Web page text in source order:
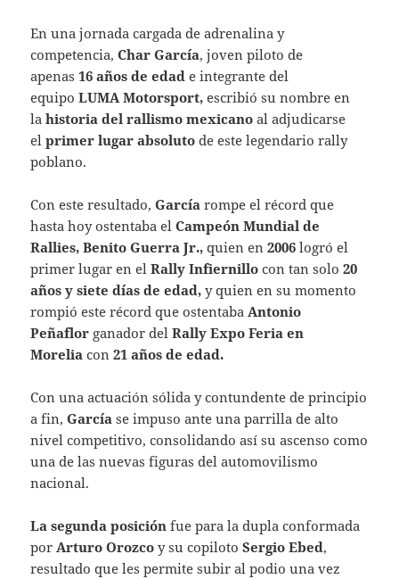
En una jornada cargada de adrenalina y
competencia,Char García, joven piloto de
apenas16 años de edad e integrante del
equipoLUMA Motorsport, escribió su nombre en
lahistoria del rallismo mexicano al adjudicarse
elprimer lugar absoluto de este legendario rally
poblano.
Con este resultado,García rompe el récord que
hasta hoy ostentaba elCampeón Mundial de
Rallies, Benito Guerra Jr., quien en2006 logró el
primer lugar en elRally Infiernillo con tan solo20
años y siete días de edad,y quien en su momento
rompió este récord que ostentaba Antonio
Peñaflor ganador del Rally Expo Feria en
Moreliacon 21 años de edad.
Con una actuación sólida y contundente de principio
a fin,García se impuso ante una parrilla de alto
nivel competitivo, consolidando así su ascenso como
una de las nuevas figuras del automovilismo
nacional.
La segunda posición fue para la dupla conformada
por Arturo Orozco y su copilotoSergio Ebed,
resultado que les permite subir al podio una vez